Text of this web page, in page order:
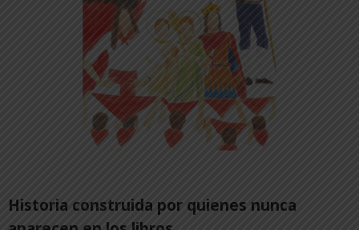
Historia construida por quienes nunca